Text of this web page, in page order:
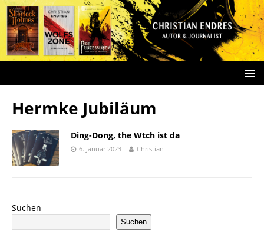
Hermke Jubiläum
Ding-Dong, the Wtch ist da
6. Januar 2023 Christian
Suchen
Suchen